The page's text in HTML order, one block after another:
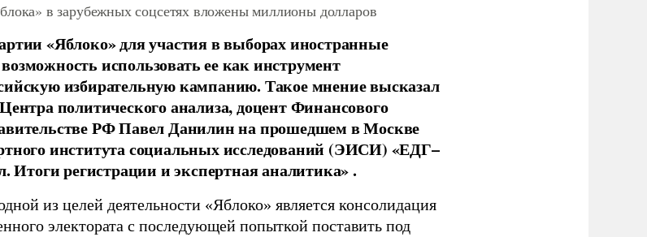
в зарубежных соцсетях вложены миллионы долларов
«Яблоко» для участия в выборах иностранные
использовать ее как инструмент
избирательную кампанию. Такое мнение высказал
политического анализа, доцент Финансового
РФ Павел Данилин на прошедшем в Москве
института социальных исследований (ЭИСИ) «ЕДГ–
Итоги регистрации и экспертная аналитика» .
из целей деятельности «Яблоко» является консолидация
электората с последующей попыткой поставить под